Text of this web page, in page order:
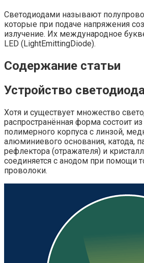
Светодиодами называют
которые при подаче напряжения
излучение. Их международное
LED (LightEmittingDiode).
Содержание статьи
Устройство
Хотя и существует множество
распространённая форма состоит
полимерного корпуса с линзой,
алюминиевого основания, катода,
рефлектора (отражателя) и
соединяется с анодом при помощи
проволоки.